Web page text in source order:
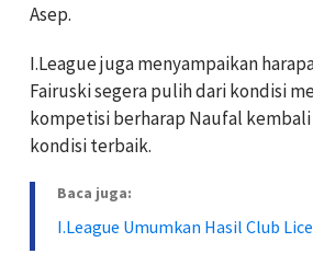
Asep.
I.League juga menyampaikan
Fairuski segera pulih dari kondisi
kompetisi berharap Naufal
kondisi terbaik.
Baca juga:
I.League Umumkan Hasil Club